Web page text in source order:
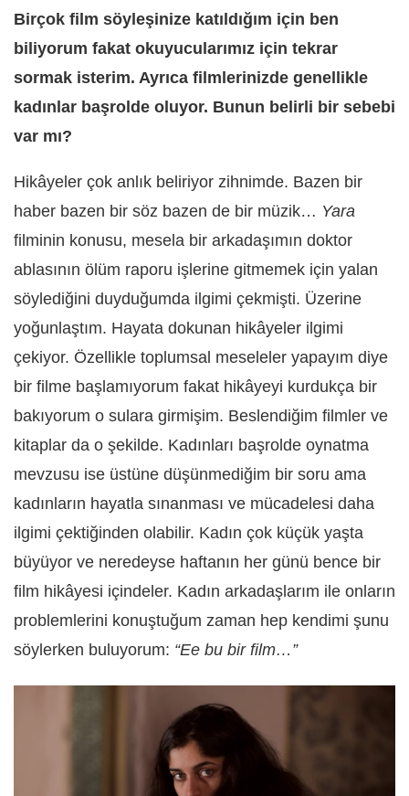
Birçok film söyleşinize katıldığım için ben
biliyorum fakat okuyucularımız için tekrar
sormak isterim. Ayrıca filmlerinizde genellikle
kadınlar başrolde oluyor. Bunun belirli bir sebebi
var mı?
Hikâyeler çok anlık beliriyor zihnimde. Bazen bir
haber bazen bir söz bazen de bir müzik… Yara
filminin konusu, mesela bir arkadaşımın doktor
ablasının ölüm raporu işlerine gitmemek için yalan
söylediğini duyduğumda ilgimi çekmişti. Üzerine
yoğunlaştım. Hayata dokunan hikâyeler ilgimi
çekiyor. Özellikle toplumsal meseleler yapayım diye
bir filme başlamıyorum fakat hikâyeyi kurdukça bir
bakıyorum o sulara girmişim. Beslendiğim filmler ve
kitaplar da o şekilde. Kadınları başrolde oynatma
mevzusu ise üstüne düşünmediğim bir soru ama
kadınların hayatla sınanması ve mücadelesi daha
ilgimi çektiğinden olabilir. Kadın çok küçük yaşta
büyüyor ve neredeyse haftanın her günü bence bir
film hikâyesi içindeler. Kadın arkadaşlarım ile onların
problemlerini konuştuğum zaman hep kendimi şunu
söylerken buluyorum: “Ee bu bir film…”